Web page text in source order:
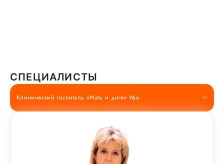
СПЕЦИАЛИСТЫ
Клинический госпиталь «Мать и дитя» Уфа